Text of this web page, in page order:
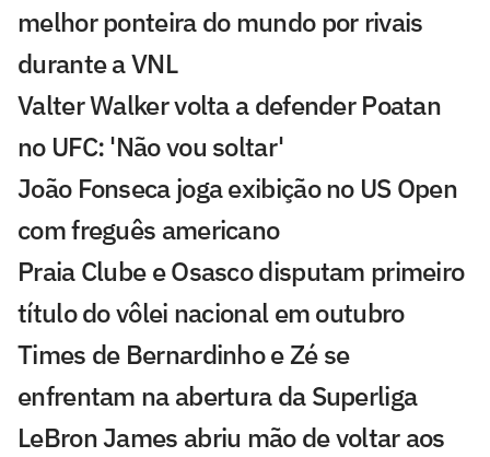
melhor ponteira do mundo por rivais
durante a VNL
Valter Walker volta a defender Poatan
no UFC: 'Não vou soltar'
João Fonseca joga exibição no US Open
com freguês americano
Praia Clube e Osasco disputam primeiro
título do vôlei nacional em outubro
Times de Bernardinho e Zé se
enfrentam na abertura da Superliga
LeBron James abriu mão de voltar aos